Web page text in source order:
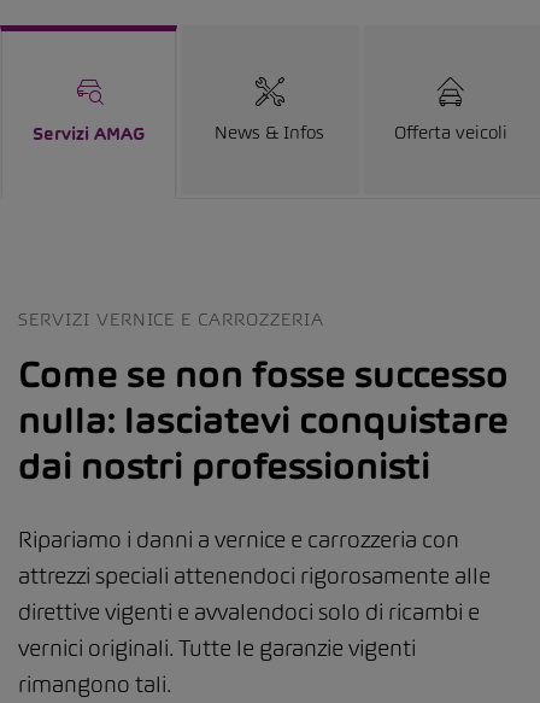
Servizi AMAG News & Infos Offerta veicoli
SERVIZI VERNICE E CARROZZERIA
Come se non fosse successo
nulla: lasciatevi conquistare
dai nostri professionisti
Ripariamo i danni a vernice e carrozzeria con
attrezzi speciali attenendoci rigorosamente alle
direttive vigenti e avvalendoci solo di ricambi e
vernici originali. Tutte le garanzie vigenti
rimangono tali.